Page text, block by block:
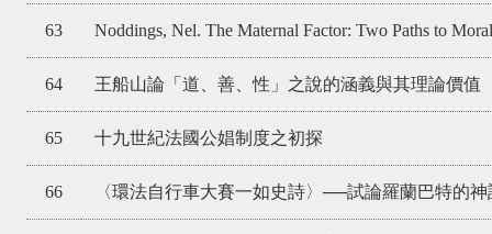
63 Noddings, Nel. The Maternal Factor: Two Paths to
64 王船山論「道、善、性」之說的涵義與其理論價值
65 十九世紀法國公娼制度之初探
66 〈環法自行車大賽一如史詩〉──試論羅蘭巴特的